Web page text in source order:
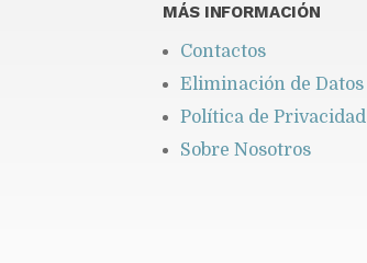
MÁS INFORMACIÓN
Contactos
Eliminación de Datos
Política de Privacidad
Sobre Nosotros